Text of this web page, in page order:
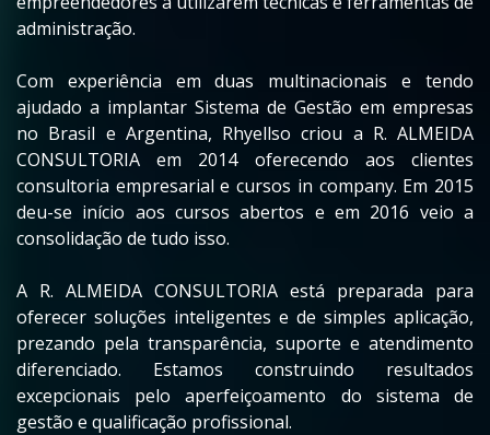
administração.
Com experiência em duas multinacionais e tendo
ajudado a implantar Sistema de Gestão em empresas
no Brasil e Argentina, Rhyellso criou a R. ALMEIDA
CONSULTORIA em 2014 oferecendo aos clientes
consultoria empresarial e cursos in company. Em 2015
deu-se início aos cursos abertos e em 2016 veio a
consolidação de tudo isso.
A R. ALMEIDA CONSULTORIA está preparada para
oferecer soluções inteligentes e de simples aplicação,
prezando pela transparência, suporte e atendimento
diferenciado. Estamos construindo resultados
excepcionais pelo aperfeiçoamento do sistema de
gestão e qualificação profissional.